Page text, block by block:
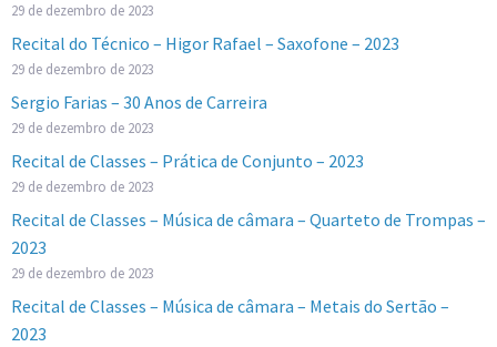
29 de dezembro de 2023
Recital do Técnico – Higor Rafael – Saxofone – 2023
29 de dezembro de 2023
Sergio Farias – 30 Anos de Carreira
29 de dezembro de 2023
Recital de Classes – Prática de Conjunto – 2023
29 de dezembro de 2023
Recital de Classes – Música de câmara – Quarteto de Trompas –
2023
29 de dezembro de 2023
Recital de Classes – Música de câmara – Metais do Sertão –
2023